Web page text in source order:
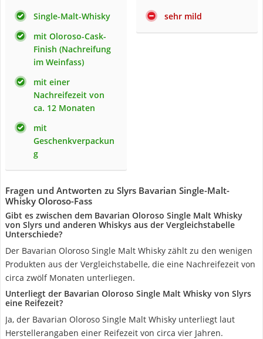
Single-Malt-Whisky
mit Oloroso-Cask-
Finish (Nachreifung
im Weinfass)
mit einer
Nachreifezeit von
ca. 12 Monaten
mit
Geschenkverpackun
g
sehr mild
Fragen und Antworten zu Slyrs Bavarian Single-Malt-
Whisky Oloroso-Fass
Gibt es zwischen dem Bavarian Oloroso Single Malt Whisky
von Slyrs und anderen Whiskys aus der Vergleichstabelle
Unterschiede?
Der Bavarian Oloroso Single Malt Whisky zählt zu den wenigen
Produkten aus der Vergleichstabelle, die eine Nachreifezeit von
circa zwölf Monaten unterliegen.
Unterliegt der Bavarian Oloroso Single Malt Whisky von Slyrs
eine Reifezeit?
Ja, der Bavarian Oloroso Single Malt Whisky unterliegt laut
Herstellerangaben einer Reifezeit von circa vier Jahren.